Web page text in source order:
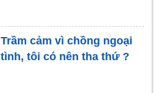
Trầm cảm vì chồng ngoại
tình, tôi có nên tha thứ ?